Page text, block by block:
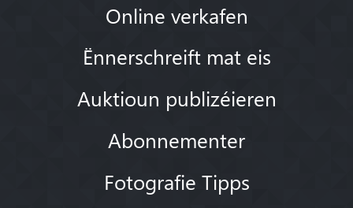
Online verkafen
Ënnerschreift mat eis
Auktioun publizéieren
Abonnementer
Fotografie Tipps